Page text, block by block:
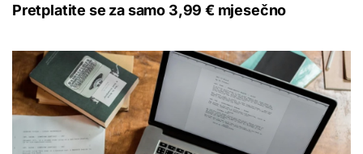
Pretplatite se za samo 3,99 € mjesečno